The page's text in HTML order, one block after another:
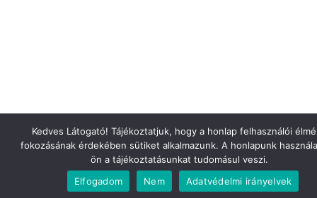
Kedves Látogató! Tájékoztatjuk, hogy a honlap felhasználói
fokozásának érdekében sütiket alkalmazunk. A honlapunk
ön a tájékoztatásunkat tudomásul veszi.
Elfogadom
Nem Adatvédelmi irányelvek